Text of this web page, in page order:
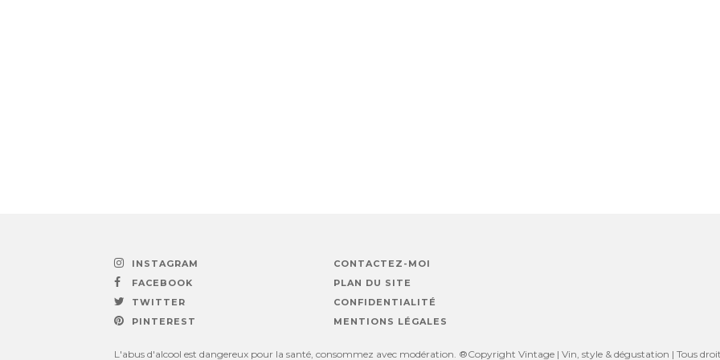
INSTAGRAM
FACEBOOK
TWITTER
PINTEREST
CONTACTEZ-MOI
PLAN DU SITE
CONFIDENTIALITÉ
MENTIONS LÉGALES
L'abus d'alcool est dangereux pour la santé, consommez avec modération. ®Copyright Vintage | Vin, style & dégustation | Tous